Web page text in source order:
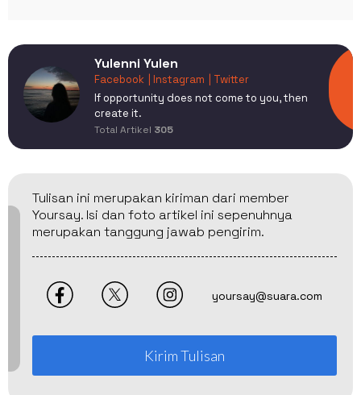
Yulenni Yulen
Facebook | Instagram
| Twitter
If opportunity does not come to you, then
create it.
Total Artikel 305
Tulisan ini merupakan kiriman dari member
Yoursay. Isi dan foto artikel ini sepenuhnya
merupakan tanggung jawab pengirim.
yoursay@suara.com
Kirim Tulisan